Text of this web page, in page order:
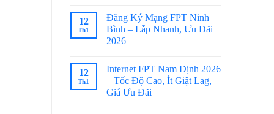
12
Th1
Đăng Ký Mạng FPT Ninh
Bình – Lắp Nhanh, Ưu Đãi
2026
12
Th1
Internet FPT Nam Định 2026
– Tốc Độ Cao, Ít Giật Lag,
Giá Ưu Đãi